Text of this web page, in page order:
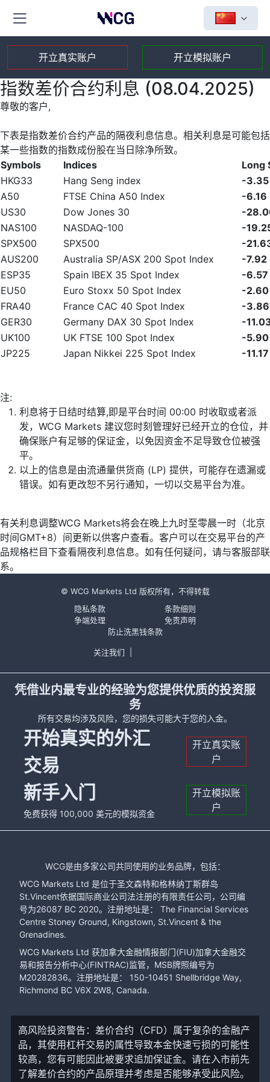
开立真实账户 开立模拟账户
指数差价合约利息 (08.04.2025)
尊敬的客户,
下表是指数差价合约产品的隔夜利息信息。相关利息是可能包括
某一些指数的指数成份股在当日除净所致。
Symbols
Indices
Long
HKG33
Hang Seng index
-3.35
A50
FTSE China A50 Index
-6.16
US30
Dow Jones 30
-
NAS100
NASDAQ-100
-
SPX500
SPX500
-
AUS200
Australia SP/ASX 200 Spot Index
-7.92
ESP35
Spain IBEX 35 Spot Index
-6.57
EU50
Euro Stoxx 50 Spot Index
-2.60
FRA40
France CAC 40 Spot Index
-3.86
GER30
Germany DAX 30 Spot Index
-
UK100
UK FTSE 100 Spot Index
-5.90
JP225
Japan Nikkei 225 Spot Index -11.17
注:
利息将于日结时结算,即是平台时间 00:00 时收取或者派
发，WCG Markets 建议您时刻管理好已经开立的仓位，并
确保账户有足够的保证金，以免因资金不足导致仓位被强
平。
以上的信息是由流通量供货商 (LP) 提供，可能存在遗漏或
错误。如有更改恕不另行通知，一切以交易平台为准。
有关利息调整WCG Markets将会在晚上九时至零晨一时（北京
时间GMT+8）间更新以供客户查看。客户可以在交易平台的产
品规格栏目下查看隔夜利息信息。如有任何疑问，请与客服部联
系。
© WCG Markets Ltd 版权所有，不得转载
隐私条款
条款细则
争端处理
免责声明
防止洗黑钱条款
关注我们
凭借业内最专业的经验为您提供优质的投资服
务
所有交易均涉及风险，您的损失可能大于您的入金。
开始真实的外汇
交易
开立真实账
户
新手入门
免费获得 100,000 美元的模拟资金
开立模拟账
户
WCG是由多家公司共同使用的业务品牌，包括：
WCG Markets Ltd 是位于圣文森特和格林纳丁斯群岛
St.Vincent依据国际商业公司法注册的有限责任公司，公司编
号为26087 BC 2020。注册地址是： The Financial Services
Centre Stoney Ground, Kingstown, St.Vincent & the
Grenadines.
WCG Markets Ltd 获加拿大金融情报部门(FIU)加拿大金融交
易和报告分析中心(FINTRAC)监管，MSB牌照编号为
M20282836。注册地址是： 150-10451 Shellbridge Way,
Richmond BC V6X 2W8, Canada.
高风险投资警告：差价合约（CFD）属于复杂的金融产
品，其使用杠杆交易的属性导致本金快速亏损的可能性
较高，您有可能因此被要求追加保证金。请在入市前先
了解差价合约的产品原理并考虑是否能够承受此风险。